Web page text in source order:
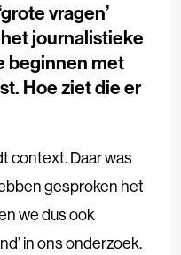
vragen’
journalistieke
beginnen met
Hoe ziet die er
context. Daar was
gesproken het
we dus ook
in ons onderzoek.